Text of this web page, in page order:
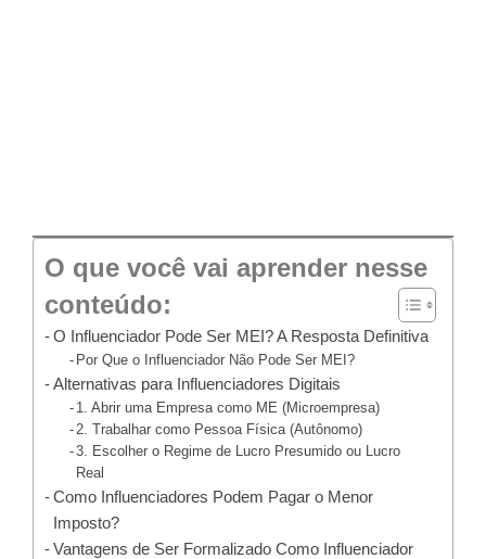
O que você vai aprender nesse
conteúdo:
O Influenciador Pode Ser MEI? A Resposta Definitiva
Por Que o Influenciador Não Pode Ser MEI?
Alternativas para Influenciadores Digitais
1. Abrir uma Empresa como ME (Microempresa)
2. Trabalhar como Pessoa Física (Autônomo)
3. Escolher o Regime de Lucro Presumido ou Lucro
Real
Como Influenciadores Podem Pagar o Menor
Imposto?
Vantagens de Ser Formalizado Como Influenciador